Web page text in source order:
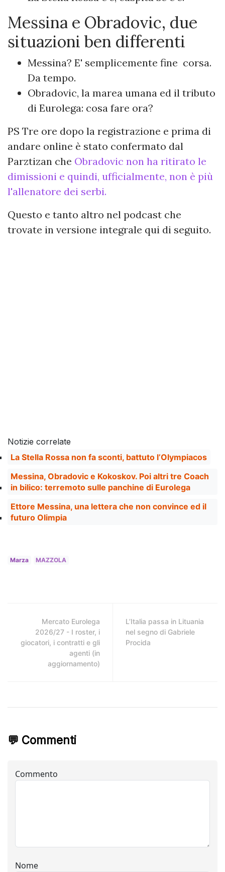
Messina e Obradovic, due
situazioni ben differenti
Messina? E' semplicemente fine corsa.
Da tempo.
Obradovic, la marea umana ed il tributo
di Eurolega: cosa fare ora?
PS Tre ore dopo la registrazione e prima di
andare online è stato confermato dal
Parztizan che Obradovic non ha ritirato le
dimissioni e quindi, ufficialmente, non è più
l'allenatore dei serbi.
Questo e tanto altro nel podcast che
trovate in versione integrale qui di seguito.
Notizie correlate
La Stella Rossa non fa sconti, battuto l’Olympiacos
Messina, Obradovic e Kokoskov. Poi altri tre Coach
in bilico: terremoto sulle panchine di Eurolega
Ettore Messina, una lettera che non convince ed il
futuro Olimpia
Marza MAZZOLA
Mercato Eurolega
2026/27 - I roster, i
giocatori, i contratti e gli
agenti (in
aggiornamento)
L’Italia passa in Lituania
nel segno di Gabriele
Procida
💬 Commenti